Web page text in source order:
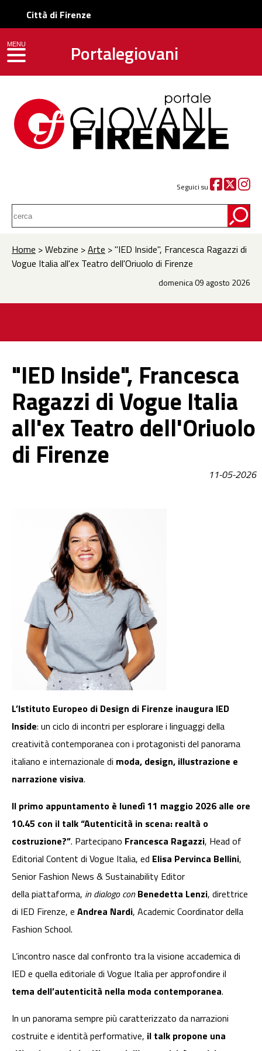
Città di Firenze
Portalegiovani
Seguici su
MENU
toggle navigation
Home > Webzine >Arte > "IED Inside", Francesca Ragazzi di
Vogue Italia all'ex Teatro dell'Oriuolo di Firenze
domenica 09 agosto 2026
"IED Inside", Francesca
Ragazzi di Vogue Italia
all'ex Teatro dell'Oriuolo
di Firenze
11-05-2026
L’Istituto Europeo di Design di Firenze inaugura IED
Inside: un ciclo di incontri per esplorare i linguaggi della
creatività contemporanea con i protagonisti del panorama
italiano e internazionale di moda, design, illustrazione e
narrazione visiva.
Il primo appuntamento è lunedì 11 maggio 2026 alle ore
10.45 con il talk “Autenticità in scena: realtà o
costruzione?”. Partecipano Francesca Ragazzi, Head of
Editorial Content di Vogue Italia, ed Elisa Pervinca Bellini,
Senior Fashion News & Sustainability Editor
della piattaforma, in dialogo conBenedetta Lenzi, direttrice
di IED Firenze, e Andrea Nardi, Academic Coordinator della
Fashion School.
L’incontro nasce dal confronto tra la visione accademica di
IED e quella editoriale di Vogue Italia per approfondire il
tema dell’autenticità nella moda contemporanea.
In un panorama sempre più caratterizzato da narrazioni
costruite e identità performative, il talk propone una